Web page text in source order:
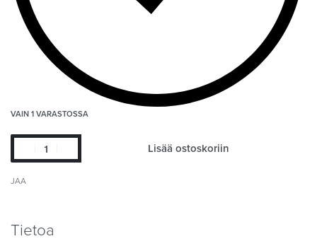
VAIN 1 VARASTOSSA
Lisää ostoskoriin
JAA
Tietoa